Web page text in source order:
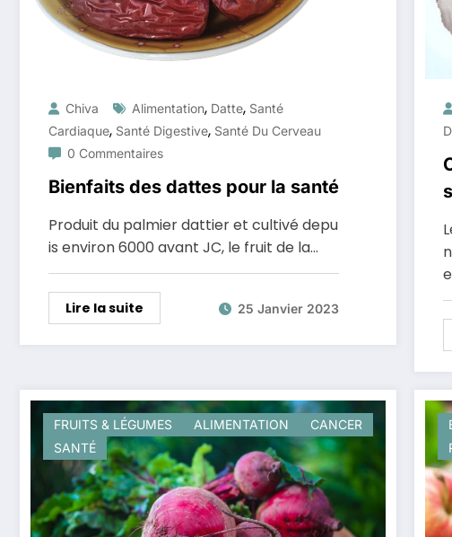
Chiva Alimentation, Datte, Santé
Cardiaque, Santé Digestive, Santé Du Cerveau
0 Commentaires
Bienfaits des dattes pour la santé
Produit du palmier dattier et cultivé depu
is environ 6000 avant JC, le fruit de la…
Lire la suite 25 Janvier 2023
FRUITS & LÉGUMES ALIMENTATION
CANCER
SANTÉ